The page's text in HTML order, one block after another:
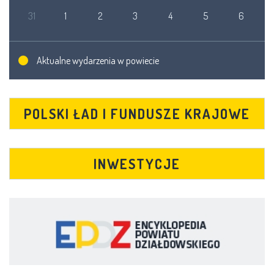
31 1 2 3 4 5 6
Aktualne wydarzenia w powiecie
POLSKI ŁAD I FUNDUSZE KRAJOWE
INWESTYCJE